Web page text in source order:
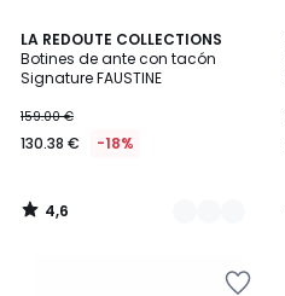
LA REDOUTE COLLECTIONS
Botines de ante con tacón
Signature FAUSTINE
159.00 €
130.38 € -18%
4,6
/ 5
2
Colores
4,6
/